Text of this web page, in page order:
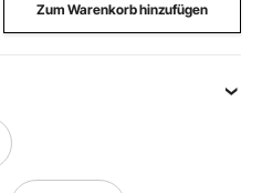
Zum Warenkorb hinzufügen